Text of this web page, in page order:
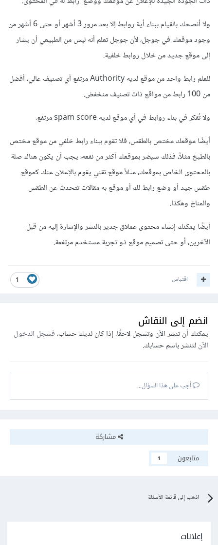
ولا أنصحك بالقيام ببناء أية روابط إلا بعد مرور 3 أشهر أو حتى 6 أشهر من
وجود موقعك في جوجل، لأن جوجل تعلم أنه ليس من الطبيعي أن يشار
إلى موقع جديد من خلال روابط خلفية.
للعلم رابط واحد من موقع لديه Authority مرتفع أي تصنيف عالي، أفضل
من 100 رابط من مواقع ذات تصنيف منخفض.
ولا تُفكر في بناء روابط في أي موقع لديه spam score مرتفع.
أيضًا موقعك مختص بالطقس، فلا تقوم ببناء رابط خلفي من موقع مختص
بالطبخ مثلاً، فذلك سيضر بموقعك أكثر من نفعه، يجب أن يكون هناك صلة
بالمحتوى الخاص بموقعك، مثلاً موقع تقني يقوم بالإعلان عنك كموقع
طقس جيد أو وضع رابط لك أو موقع به مقالات تتحدث عن الطقس
والمناخ وهكذا.
أيضًا يمكنك إنشاء محتوى عملاق جدير بالنشر والإشارة إليه من قبل
الآخرين، أو حتى تصميم موقع ذو تجربة مستخدم مرتفعة.
1 اقتباس
انضم إلى النقاش
يمكنك أن تنشر الآن وتسجل لاحقًا. إذا كان لديك حساب،فسجل الدخول
الآنلتنشر باسم حسابك.
أجب على هذا السؤال...
مشاركة
متابعون
1
اذهب إلى قائمة الأسئلة
إعلانات